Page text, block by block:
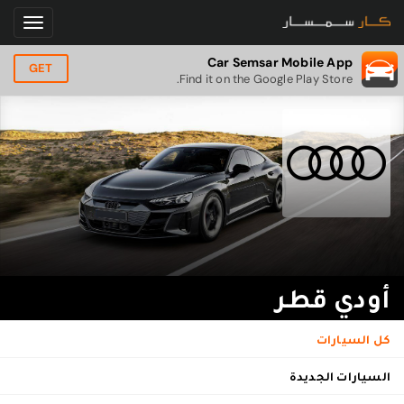
Car Semsar Mobile App
Find it on the Google Play Store.
GET
أودي قطر
كل السيارات
السيارات الجديدة